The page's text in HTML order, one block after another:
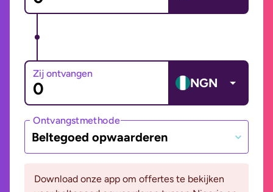
Zij ontvangen
NGN
Ontvangstmethode
Beltegoed opwaarderen
Download onze app om offertes te bekijken